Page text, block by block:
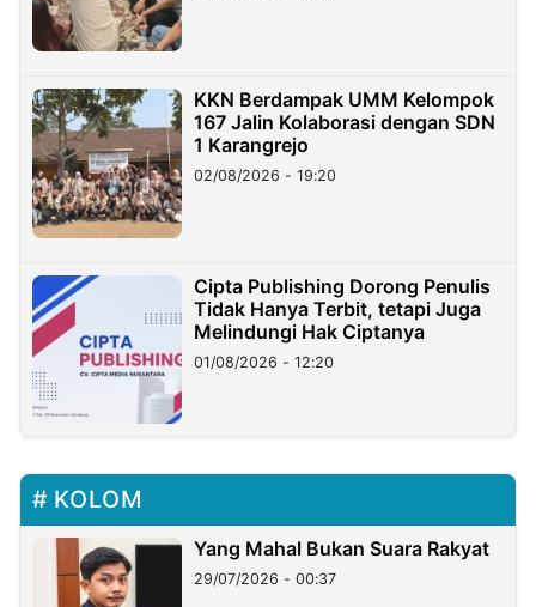
KKN Berdampak UMM Kelompok
167 Jalin Kolaborasi dengan SDN
1 Karangrejo
02/08/2026 - 19:20
Cipta Publishing Dorong Penulis
Tidak Hanya Terbit, tetapi Juga
Melindungi Hak Ciptanya
01/08/2026 - 12:20
KOLOM
Yang Mahal Bukan Suara Rakyat
29/07/2026 - 00:37